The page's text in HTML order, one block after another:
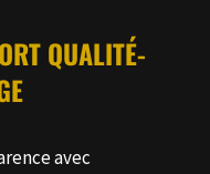
QUALITÉ-
avec